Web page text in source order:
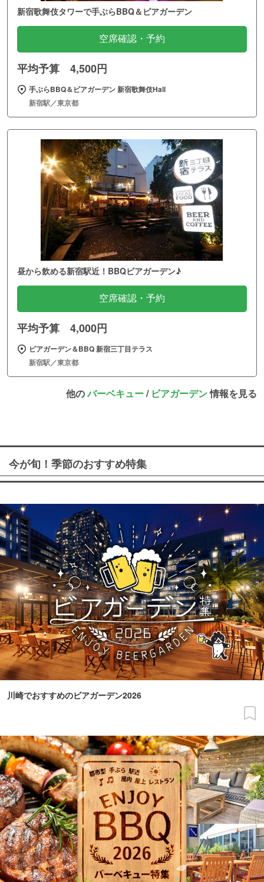
新宿歌舞伎タワーで手ぶらBBQ＆ビアガーデン
空席確認・予約
平均予算 4,500円
手ぶらBBQ＆ビアガーデン 新宿歌舞伎Hall
新宿駅／東京都
昼から飲める新宿駅近！BBQビアガーデン♪
空席確認・予約
平均予算 4,000円
ビアガーデン＆BBQ 新宿三丁目テラス
新宿駅／東京都
他のバーベキュー/ ビアガーデン情報を見る
今が旬！季節のおすすめ特集
川崎でおすすめのビアガーデン2026